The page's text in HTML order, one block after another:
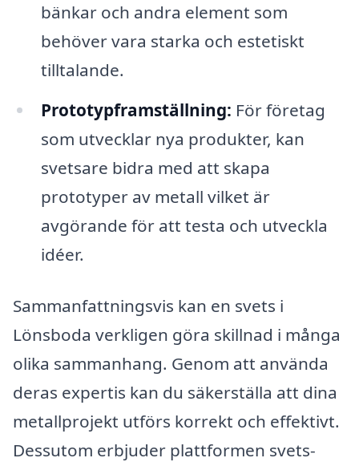
bänkar och andra element som
behöver vara starka och estetiskt
tilltalande.
Prototypframställning: För företag
som utvecklar nya produkter, kan
svetsare bidra med att skapa
prototyper av metall vilket är
avgörande för att testa och utveckla
idéer.
Sammanfattningsvis kan en svets i
Lönsboda verkligen göra skillnad i många
olika sammanhang. Genom att använda
deras expertis kan du säkerställa att dina
metallprojekt utförs korrekt och effektivt.
Dessutom erbjuder plattformen svets-